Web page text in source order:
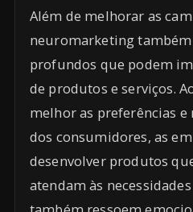
Além de melhorar as
neuromarketing
profundos que podem
de produtos e serviços.
melhor as preferências e
dos consumidores, as
desenvolver produtos
atendam às